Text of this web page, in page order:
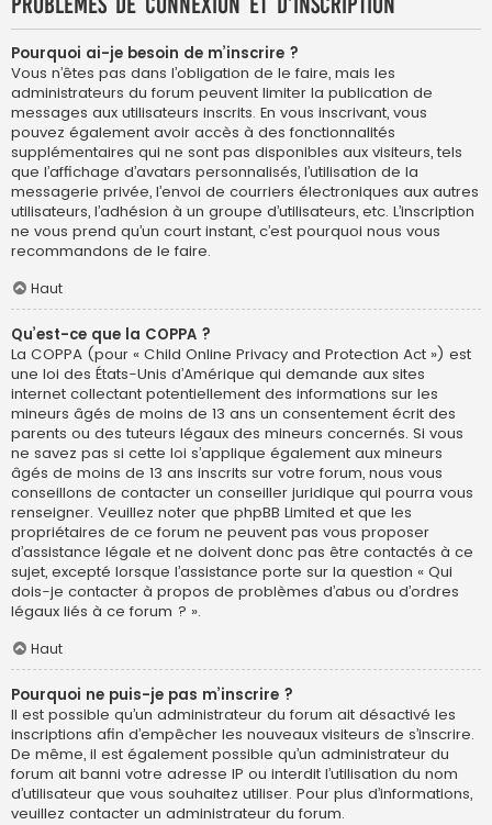
Pourquoi ai-je besoin de m’inscrire ?
Vous n’êtes pas dans l’obligation de le faire, mais les
administrateurs du forum peuvent limiter la publication de
messages aux utilisateurs inscrits. En vous inscrivant, vous
pouvez également avoir accès à des fonctionnalités
supplémentaires qui ne sont pas disponibles aux visiteurs, tels
que l’affichage d’avatars personnalisés, l’utilisation de la
messagerie privée, l’envoi de courriers électroniques aux autres
utilisateurs, l’adhésion à un groupe d’utilisateurs, etc. L’inscription
ne vous prend qu’un court instant, c’est pourquoi nous vous
recommandons de le faire.
Haut
Qu’est-ce que la COPPA ?
La COPPA (pour « Child Online Privacy and Protection Act ») est
une loi des États-Unis d’Amérique qui demande aux sites
internet collectant potentiellement des informations sur les
mineurs âgés de moins de 13 ans un consentement écrit des
parents ou des tuteurs légaux des mineurs concernés. Si vous
ne savez pas si cette loi s’applique également aux mineurs
âgés de moins de 13 ans inscrits sur votre forum, nous vous
conseillons de contacter un conseiller juridique qui pourra vous
renseigner. Veuillez noter que phpBB Limited et que les
propriétaires de ce forum ne peuvent pas vous proposer
d’assistance légale et ne doivent donc pas être contactés à ce
sujet, excepté lorsque l’assistance porte sur la question « Qui
dois-je contacter à propos de problèmes d’abus ou d’ordres
légaux liés à ce forum ? ».
Haut
Pourquoi ne puis-je pas m’inscrire ?
Il est possible qu’un administrateur du forum ait désactivé les
inscriptions afin d’empêcher les nouveaux visiteurs de s’inscrire.
De même, il est également possible qu’un administrateur du
forum ait banni votre adresse IP ou interdit l’utilisation du nom
d’utilisateur que vous souhaitez utiliser. Pour plus d’informations,
veuillez contacter un administrateur du forum.